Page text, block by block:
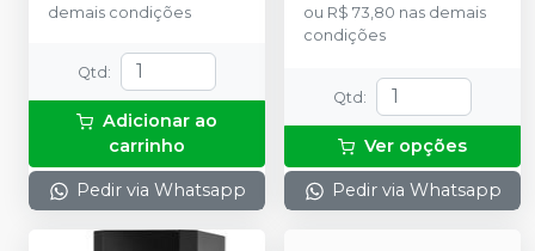
demais condições
Qtd:
Adicionar ao
carrinho
Pedir via Whatsapp
ou R$ 73,80 nas demais
condições
Qtd:
Ver opções
Pedir via Whatsapp